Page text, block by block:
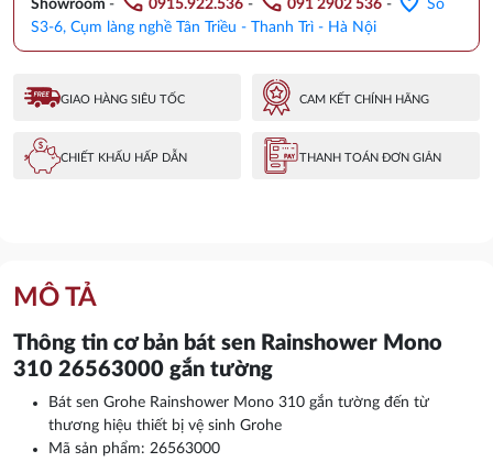
310
Gắn
26563000
lượng
Showroom - 0915.922.536 - 091 2902 536 -
Số
S3-6, Cụm làng nghề Tân Triều - Thanh Trì - Hà Nội
GIAO HÀNG SIÊU TỐC CAM KẾT CHÍNH HÃNG
CHIẾT KHẤU HẤP DẪN THANH TOÁN ĐƠN GIẢN
MÔ TẢ
Thông tin cơ bản bát sen Rainshower Mono
310 26563000 gắn tường
Bát sen Grohe Rainshower Mono 310 gắn tường đến từ
thương hiệu thiết bị vệ sinh Grohe
Mã sản phẩm: 26563000